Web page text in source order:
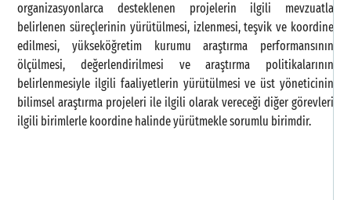
organizasyonlarca desteklenen projelerin ilgili mevzuatla
belirlenen süreçlerinin yürütülmesi, izlenmesi, teşvik ve koordine
edilmesi, yükseköğretim kurumu araştırma performansının
ölçülmesi, değerlendirilmesi ve araştırma politikalarının
belirlenmesiyle ilgili faaliyetlerin yürütülmesi ve üst yöneticinin
bilimsel araştırma projeleri ile ilgili olarak vereceği diğer görevleri
ilgili birimlerle koordine halinde yürütmekle sorumlu birimdir.